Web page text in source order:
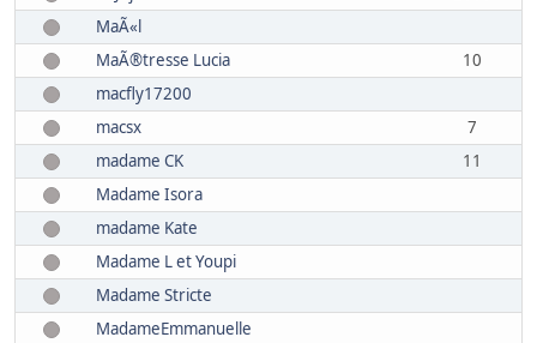
MaÃ«l
MaÃ®tresse Lucia
10
macfly17200
macsx
7
madame CK
11
Madame Isora
madame Kate
Madame L et Youpi
Madame Stricte
MadameEmmanuelle